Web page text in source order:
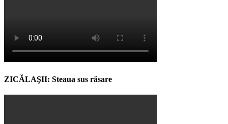
ZICĂLAŞII: Steaua sus răsare